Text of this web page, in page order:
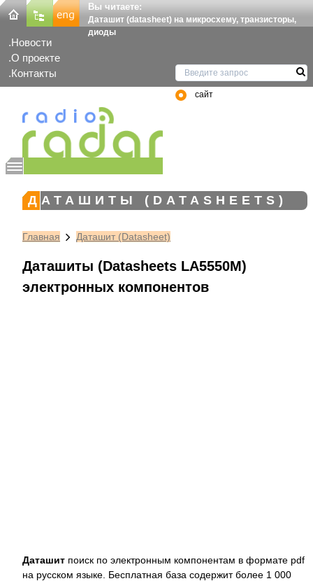
Вы читаете:
Даташит (datasheet) на микросхему, транзисторы,
диоды
Новости
О проекте
Контакты
сайт
ДАТАШИТЫ (DATASHEETS)
Главная Даташит (Datasheet)
Даташиты (Datasheets LA5550M)
электронных компонентов
Даташит поиск по электронным компонентам в формате pdf
на русском языке. Бесплатная база содержит более 1 000